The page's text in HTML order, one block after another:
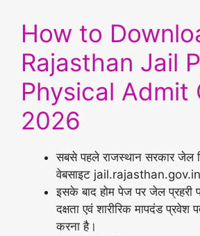
How to
Rajasthan Jail
Physical Admit
2026
सबसे पहले राजस्थान सरकार जेल
वेबसाइट jail.rajasthan.gov.in
इसके बाद होम पेज पर जेल प्रहरी
दक्षता एवं शारीरिक मापदंड
करना है।